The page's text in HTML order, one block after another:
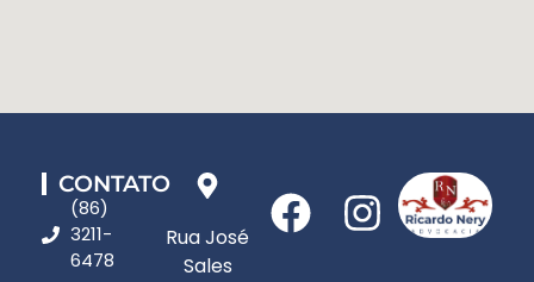
(86)
3211-
6478
CONTATO
Rua José
Sales